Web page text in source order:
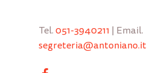
Tel. 051-3940211 | Email.
segreteria@antoniano.it